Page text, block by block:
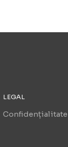
LEGAL
Confidențialitate